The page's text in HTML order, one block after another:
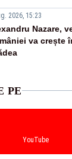
2026, 15:23
Nazare,
va crește
PE
YouTube